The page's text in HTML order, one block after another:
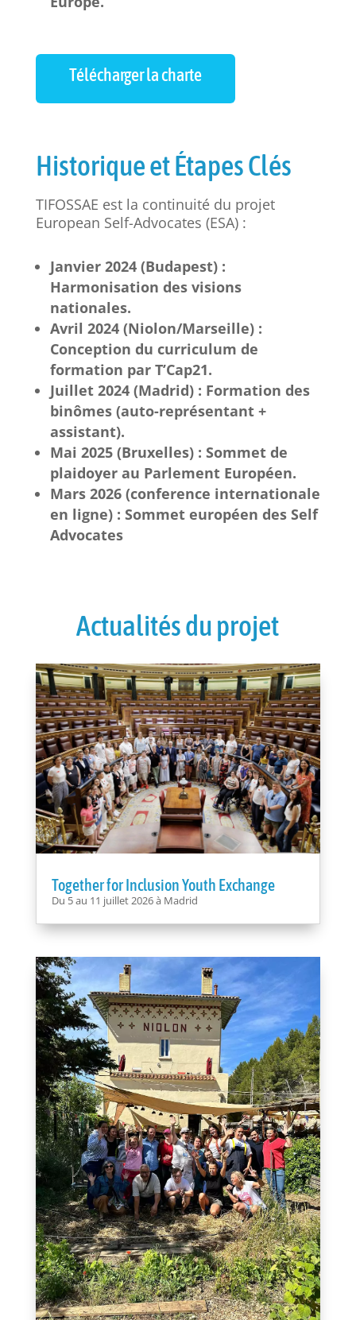
Télécharger la charte
Historique et Étapes Clés
TIFOSSAE est la continuité du projet
European Self-Advocates (ESA) :
Janvier 2024 (Budapest) :
Harmonisation des visions
nationales.
Avril 2024 (Niolon/Marseille) :
Conception du curriculum de
formation par T’Cap21.
Juillet 2024 (Madrid) : Formation des
binômes (auto-représentant +
assistant).
Mai 2025 (Bruxelles) : Sommet de
plaidoyer au Parlement Européen.
Mars 2026 (conference internationale
en ligne) : Sommet européen des Self
Advocates
Actualités du projet
Together for Inclusion Youth Exchange
Du 5 au 11 juillet 2026 à Madrid